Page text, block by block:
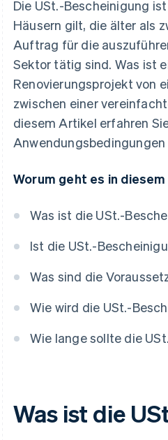
Die USt.-Bescheinigung
Häusern gilt, die älter als
Auftrag für die
Sektor tätig sind. Was ist
Renovierungsprojekt von
zwischen einer
diesem Artikel erfahren
Anwendungsbedingungen
Worum geht es in
Was ist die USt.-
Ist die USt.-
Was sind die
Wie wird die USt.-
Wie lange sollte die
Was ist die